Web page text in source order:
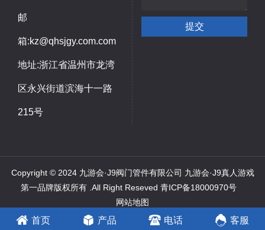
邮
箱:kz@qhsjgy.com.com
地址:浙江省温州市龙湾
区永兴街道滨海十一路
215号
Copyright © 2024 九游会·J9阀门管件有限公司 九游会·J9真人游戏
第一品牌版权所有 .All Right Reseved 青ICP备18000970号
网站地图
推荐产品：
承插管件、 锻钢高压管件、不锈钢承插管件
首页 产品 电话 客服